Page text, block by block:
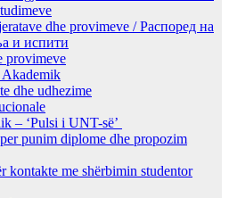
dhe provimeve / Распоред на
и испити
provimeve
dhe udhezime
– ‘Pulsi i UNT-së’
punim diplome dhe propozim
kontakte me shërbimin studentor